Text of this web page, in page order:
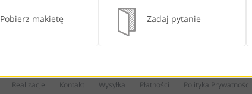
Pobierz makietę Zadaj pytanie
Polityka Prywatności
Płatności
Wysyłka
Kontakt
Realizacje